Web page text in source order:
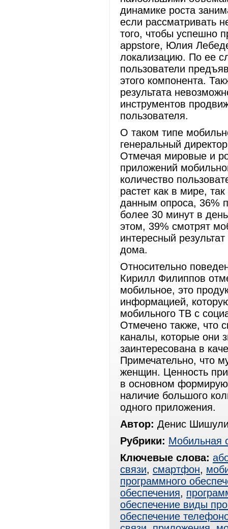
динамике роста
если рассматривать
того, чтобы успешно
appstore, Юлия
локализацию. По ее
пользователи
этого компонента.
результата
инструментов
пользователя.
О таком типе
генеральный
Отмечая мировые и
приложений
количество
растет как в мире,
данным опроса, 36%
более 30 минут в
этом, 39% смотрят
интересный
дома.
Относительно
Кирилл Филиппов
мобильное, это
информацией,
мобильного ТВ с
Отмечено также, что
каналы, которые они
заинтересована в
Примечательно, что
женщин. Ценность
в основном
наличие большого
одного
Автор: Денис
Рубрики: Мобильная
Ключевые слова:
связи, смартфон,
программного
обеспечения,
обеспечение виды
обеспечение